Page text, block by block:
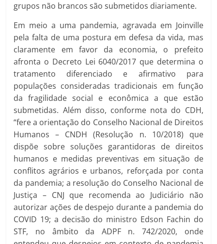
grupos não brancos são submetidos diariamente.
Em meio a uma pandemia, agravada em Joinville
pela falta de uma postura em defesa da vida, mas
claramente em favor da economia, o prefeito
afronta o Decreto Lei 6040/2017 que determina o
tratamento diferenciado e afirmativo para
populações consideradas tradicionais em função
da fragilidade social e econômica a que estão
submetidas. Além disso, conforme nota do CDH,
“fere a orientação do Conselho Nacional de Direitos
Humanos – CNDH (Resolução n. 10/2018) que
dispõe sobre soluções garantidoras de direitos
humanos e medidas preventivas em situação de
conflitos agrários e urbanos, reforçada por conta
da pandemia; a resolução do Conselho Nacional de
Justiça – CNJ que recomenda ao Judiciário não
autorizar ações de despejo durante a pandemia do
COVID 19; a decisão do ministro Edson Fachin do
STF, no âmbito da ADPF n. 742/2020, onde